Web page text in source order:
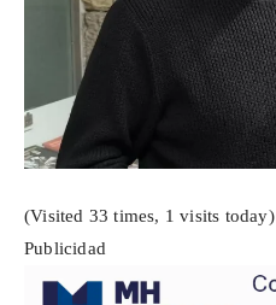
(Visited 33 times, 1 visits today)
Publicidad